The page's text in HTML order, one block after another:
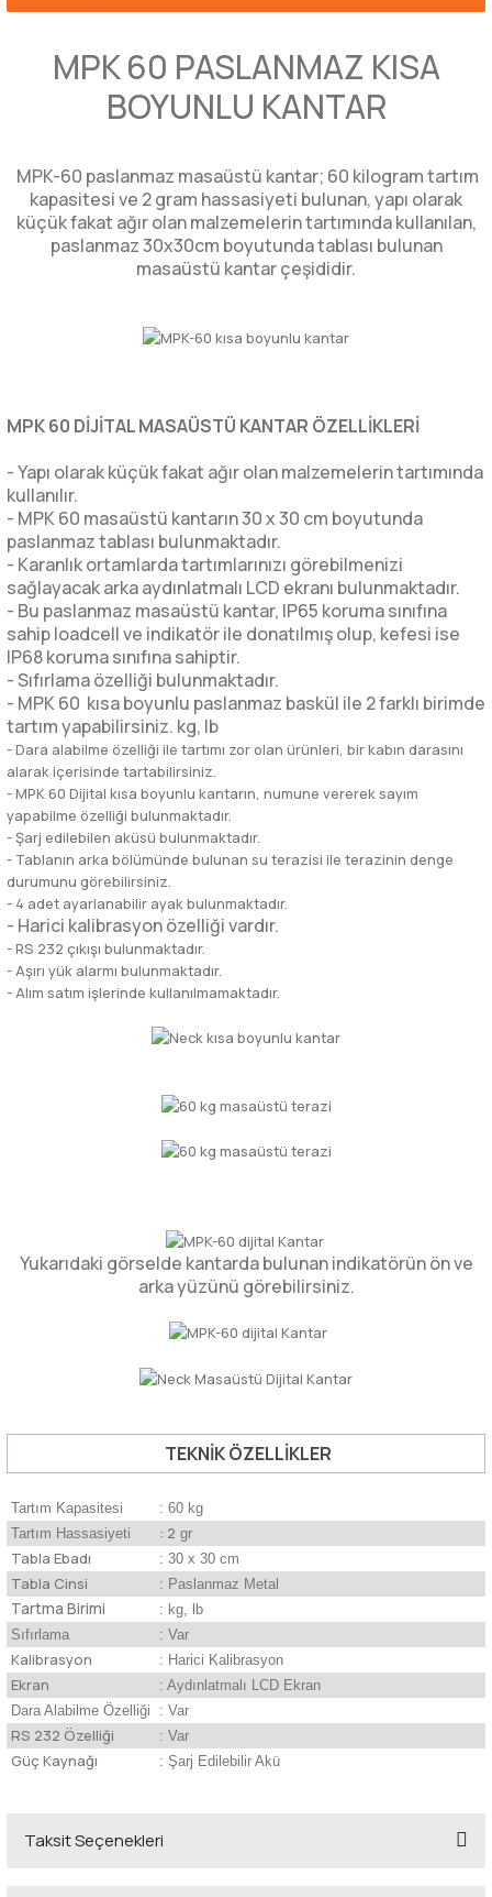
MPK 60 PASLANMAZ KISA
BOYUNLU KANTAR
MPK-60 paslanmaz masaüstü kantar; 60 kilogram tartım
kapasitesi ve 2 gram hassasiyeti bulunan, yapı olarak
küçük fakat ağır olan malzemelerin tartımında kullanılan,
paslanmaz 30x30cm boyutunda tablası bulunan
masaüstü kantar çeşididir.
MPK 60 DİJİTAL MASAÜSTÜ KANTAR ÖZELLİKLERİ
- Yapı olarak küçük fakat ağır olan malzemelerin tartımında
kullanılır.
- MPK 60 masaüstü kantarın 30 x 30 cm boyutunda
paslanmaz tablası bulunmaktadır.
- Karanlık ortamlarda tartımlarınızı görebilmenizi
sağlayacak arka aydınlatmalı LCD ekranı bulunmaktadır.
- Bu paslanmaz masaüstü kantar, IP65 koruma sınıfına
sahip loadcell ve indikatör ile donatılmış olup, kefesi ise
IP68 koruma sınıfına sahiptir.
- Sıfırlama özelliği bulunmaktadır.
- MPK 60 kısa boyunlu paslanmaz baskül ile 2 farklı birimde
tartım yapabilirsiniz. kg, lb
- Dara alabilme özelliği ile tartımı zor olan ürünleri, bir kabın darasını
alarak içerisinde tartabilirsiniz.
- MPK 60 Dijital kısa boyunlu kantarın, numune vererek sayım
yapabilme özelliği bulunmaktadır.
- Şarj edilebilen aküsü bulunmaktadır.
- Tablanın arka bölümünde bulunan su terazisi ile terazinin denge
durumunu görebilirsiniz.
- 4 adet ayarlanabilir ayak bulunmaktadır.
- Harici kalibrasyon özelliği vardır.
- RS 232 çıkışı bulunmaktadır.
- Aşırı yük alarmı bulunmaktadır.
- Alım satım işlerinde kullanılmamaktadır.
Yukarıdaki görselde kantarda bulunan indikatörün ön ve
arka yüzünü görebilirsiniz.
TEKNİK ÖZELLİKLER
Tartım Kapasitesi
: 60 kg
Tartım Hassasiyeti
: 2 gr
Tabla Ebadı : 30 x 30 cm
Tabla Cinsi : Paslanmaz Metal
Tartma Birimi
: kg, lb
Sıfırlama
: Var
Kalibrasyon : Harici Kalibrasyon
Ekran
: Aydınlatmalı LCD Ekran
Dara Alabilme Özelliği
: Var
RS 232 Özelliği : Var
Güç Kaynağı : Şarj Edilebilir Akü
Taksit Seçenekleri